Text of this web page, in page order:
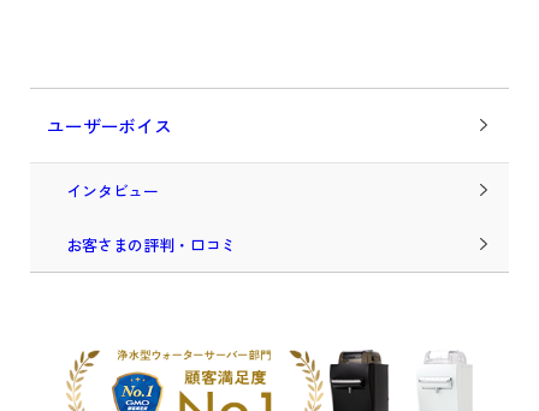
ユーザーボイス
インタビュー
お客さまの評判・口コミ